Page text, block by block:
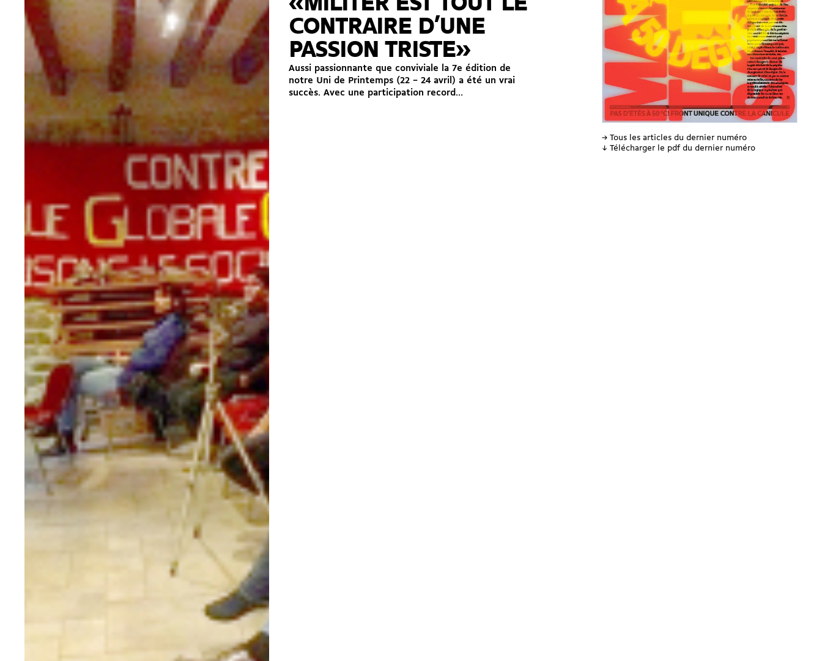
CONTRAIRE D’UNE
PASSION TRISTE»
Aussi passionnante que conviviale la 7e édition de
notre Uni de Printemps (22 – 24 avril) a été un vrai
succès. Avec une participation record...
→ Tous les articles du dernier numéro
↓ Télécharger le pdf du dernier numéro